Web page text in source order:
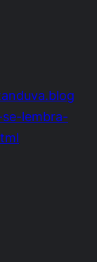
lembra-